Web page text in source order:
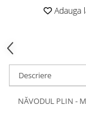
Adauga
Descriere
NĂVODUL